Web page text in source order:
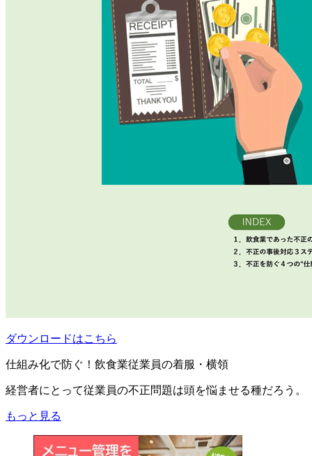
ダウンロードはこちら
仕組み化で防ぐ！飲食業従業員の着服・横領
経営者にとって従業員の不正問題は頭を悩ませる種だろう。
もっと見る